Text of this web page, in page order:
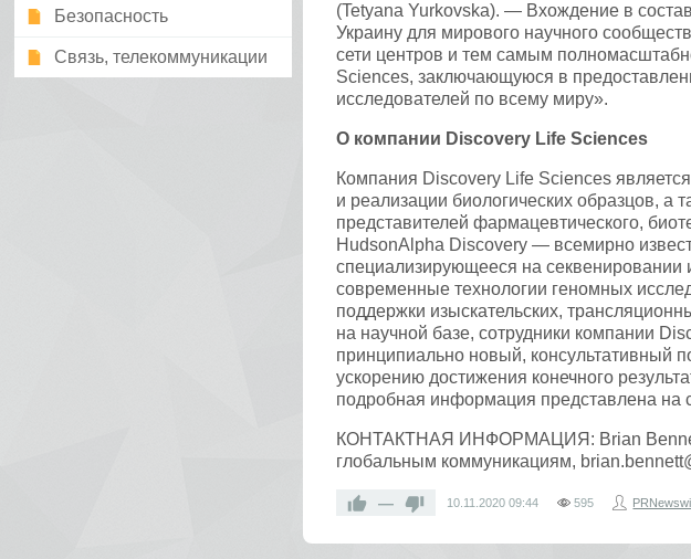
Безопасность
Связь, телекоммуникации
(Tetyana Yurkovska). — Вхождение в
Украину для мирового научного
сети центров и тем самым
Sciences, заключающуюся в
исследователей по всему миру».
О компании Discovery Life Sciences
Компания Discovery Life Sciences
и реализации биологических образцов, а
представителей фармацевтического,
HudsonAlpha Discovery — всемирно
специализирующееся на
современные технологии геномных
поддержки изыскательских,
на научной базе, сотрудники компании
принципиально новый, консультативный
ускорению достижения конечного
подробная информация представлена на
КОНТАКТНАЯ ИНФОРМАЦИЯ: Brian Bennett
глобальным коммуникациям,
— 10.11.2020 09:44 595